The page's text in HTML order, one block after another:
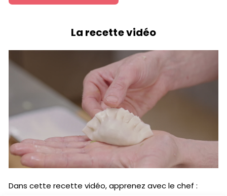
Dans cette recette vidéo, apprenez avec le chef :
La recette vidéo